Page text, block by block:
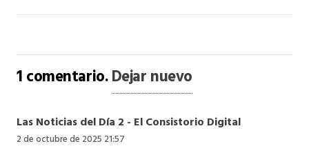
1comentario.Dejar nuevo
Las Noticias del Día 2 - El Consistorio Digital
2 de octubre de 2025 21:57